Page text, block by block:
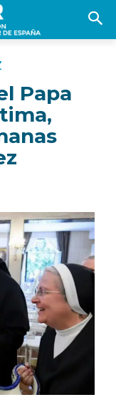
Papa